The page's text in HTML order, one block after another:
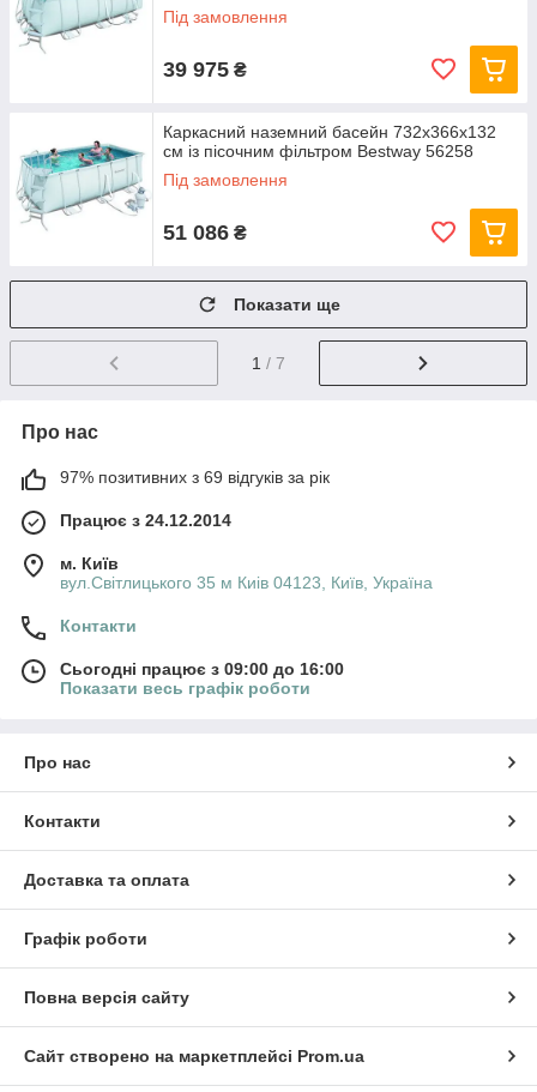
Під замовлення
39 975 ₴
Каркасний наземний басейн 732x366х132
см із пісочним фільтром Bestway 56258
Під замовлення
51 086 ₴
Показати ще
1 / 7
Про нас
97% позитивних з 69 відгуків за рік
Працює з 24.12.2014
м. Київ
вул.Світлицького 35 м Киів 04123, Київ, Україна
Контакти
Сьогодні працює з 09:00 до 16:00
Показати весь графік роботи
Про нас
Контакти
Доставка та оплата
Графік роботи
Повна версія сайту
Сайт створено на маркетплейсі Prom.ua